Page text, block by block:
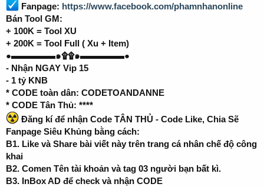
Fanpage: https://www.facebook.com/phamnhanonline
Bán Tool GM:
+ 100K = Tool XU
+ 200K = Tool Full ( Xu + Item)
●▬▬▬▬▬๑۩۩๑▬▬▬▬▬●
- Nhận NGAY Vip 15
- 1 tỷ KNB
* CODE toàn dân: CODETOANDANNE
* CODE Tân Thủ: ****
Đăng kí để nhận Code TÂN THỦ - Code Like, Chia Sẽ
Fanpage Siêu Khủng bằng cách:
B1. Like và Share bài viết này trên trang cá nhân chế độ công
khai
B2. Comen Tên tài khoản và tag 03 người bạn bất kì.
B3. InBox AD để check và nhận CODE